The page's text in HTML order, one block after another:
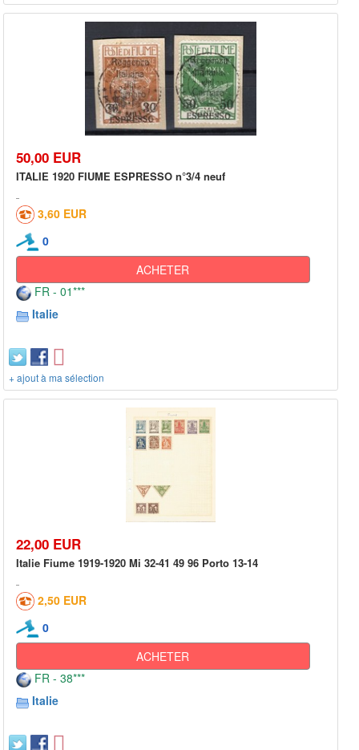
50,00 EUR
ITALIE 1920 FIUME ESPRESSO n°3/4 neuf
3,60 EUR
0
ACHETER
FR - 01***
Italie
+ ajout à ma sélection
22,00 EUR
Italie Fiume 1919-1920 Mi 32-41 49 96 Porto 13-14
2,50 EUR
0
ACHETER
FR - 38***
Italie